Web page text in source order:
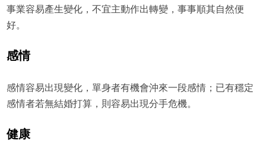
事業容易產生變化，不宜主動作出轉變，事事順其自然便
好。
感情
感情容易出現變化，單身者有機會沖來一段感情；已有穩定
感情者若無結婚打算，則容易出現分手危機。
健康